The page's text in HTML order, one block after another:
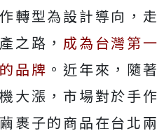
轉型為設計導向，走
之路， 成為台灣第一
品牌 。近年來，隨著
大漲，市場對於手作
裹子的商品在台北兩